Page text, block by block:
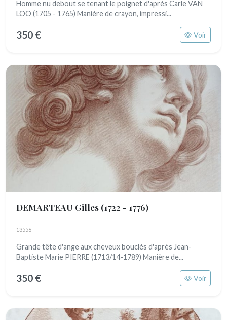
Homme nu debout se tenant le poignet d'après Carle VAN
LOO (1705 - 1765) Manière de crayon, impressi...
350 € Voir
DEMARTEAU Gilles (1722 - 1776)
13556
Grande tête d'ange aux cheveux bouclés d'après Jean-
Baptiste Marie PIERRE (1713/14-1789) Manière de...
350 € Voir